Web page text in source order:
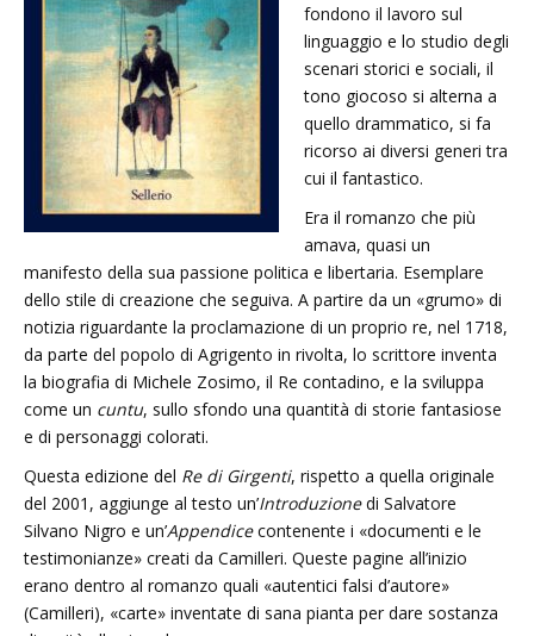
fondono il lavoro sul
linguaggio e lo studio degli
scenari storici e sociali, il
tono giocoso si alterna a
quello drammatico, si fa
ricorso ai diversi generi tra
cui il fantastico.
Era il romanzo che più
amava, quasi un
manifesto della sua passione politica e libertaria. Esemplare
dello stile di creazione che seguiva. A partire da un «grumo» di
notizia riguardante la proclamazione di un proprio re, nel 1718,
da parte del popolo di Agrigento in rivolta, lo scrittore inventa
la biografia di Michele Zosimo, il Re contadino, e la sviluppa
come un cuntu, sullo sfondo una quantità di storie fantasiose
e di personaggi colorati.
Questa edizione del Re di Girgenti, rispetto a quella originale
del 2001, aggiunge al testo un’Introduzionedi Salvatore
Silvano Nigro e un’Appendicecontenente i «documenti e le
testimonianze» creati da Camilleri. Queste pagine all’inizio
erano dentro al romanzo quali «autentici falsi d’autore»
(Camilleri), «carte» inventate di sana pianta per dare sostanza